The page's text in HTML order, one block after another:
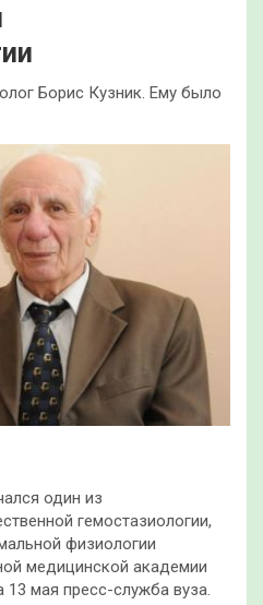
Борис Кузник. Ему было
один из
гемостазиологии,
физиологии
медицинской академии
мая пресс-служба вуза.